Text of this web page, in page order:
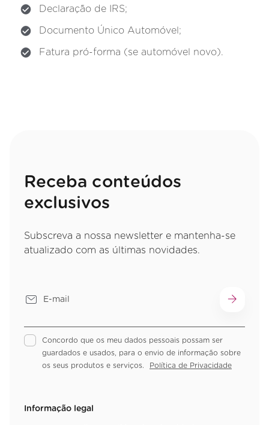
Declaração de IRS;
Documento Único Automóvel;
Fatura pró-forma (se automóvel novo).
Receba conteúdos
exclusivos
Subscreva a nossa newsletter e mantenha-se
atualizado com as últimas novidades.
Concordo que os meu dados pessoais possam ser
guardados e usados, para o envio de informação sobre
os seus produtos e serviços.
Política de Privacidade
Informação legal